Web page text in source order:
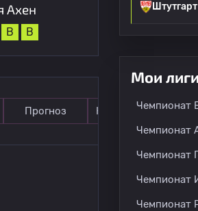
Ахен
В В
Прогноз Комментарии
Мои лиги
Чемпионат
Чемпионат
Чемпионат
Чемпионат
Чемпионат